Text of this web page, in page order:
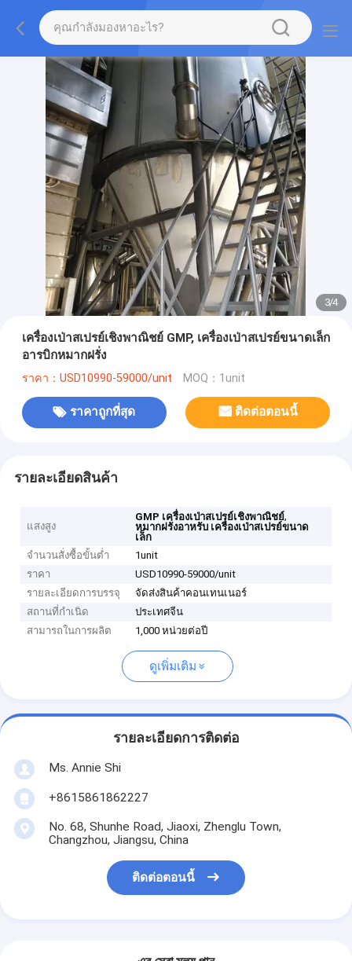
3/4
เครื่องเป่าสเปรย์เชิงพาณิชย์ GMP, เครื่องเป่าสเปรย์ขนาดเล็ก
อารบิกหมากฝรั่ง
ราคา：USD10990-59000/unit MOQ：1unit
ราคาถูกที่สุด ติดต่อตอนนี้
รายละเอียดสินค้า
แสงสูง
GMP เครื่องเป่าสเปรย์เชิงพาณิชย์,
หมากฝรั่งอาหรับ เครื่องเป่าสเปรย์ขนาด
เล็ก
จำนวนสั่งซื้อขั้นต่ำ
1unit
ราคา
USD10990-59000/unit
รายละเอียดการบรรจุ
จัดส่งสินค้าคอนเทนเนอร์
สถานที่กำเนิด
ประเทศจีน
สามารถในการผลิต
1,000 หน่วยต่อปี
ดูเพิ่มเติม
รายละเอียดการติดต่อ
Ms. Annie Shi
+8615861862227
No. 68, Shunhe Road, Jiaoxi, Zhenglu Town,
Changzhou, Jiangsu, China
ติดต่อตอนนี้